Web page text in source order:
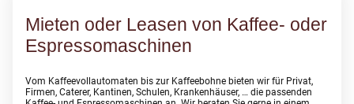
Mieten oder Leasen von Kaffee- oder
Espressomaschinen
Vom Kaffeevollautomaten bis zur Kaffeebohne bieten wir für Privat,
Firmen, Caterer, Kantinen, Schulen, Krankenhäuser, … die passenden